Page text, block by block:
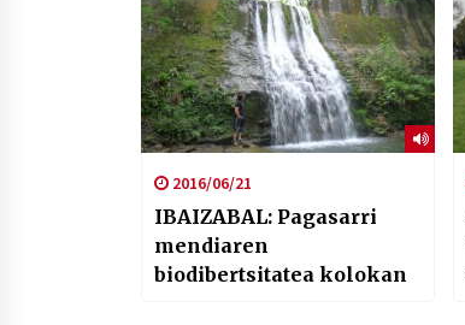
2016/06/21
IBAIZABAL: Pagasarri
mendiaren
biodibertsitatea kolokan